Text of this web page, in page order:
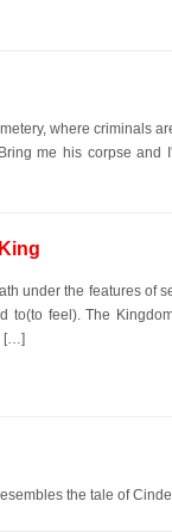
where criminals
me his corpse
under the features of
to(to feel). The
[…]
the tale of